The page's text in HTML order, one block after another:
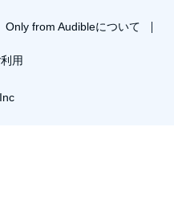
Only from Audibleについて
用